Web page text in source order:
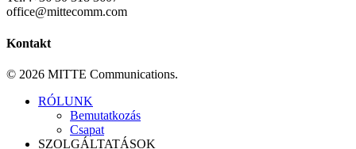
office@mittecomm.com
Kontakt
© 2026 MITTE Communications.
Close
RÓLUNK
Bemutatkozás
Csapat
SZOLGÁLTATÁSOK